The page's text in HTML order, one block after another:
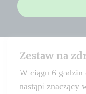
Zestaw na
W ciągu 6 godzin
nastąpi znaczący